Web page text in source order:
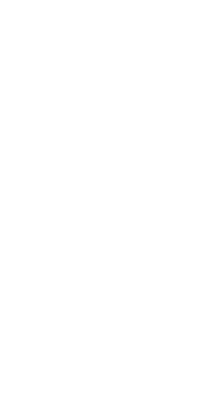
et Porvoo en fait une
calme et authentique. Le